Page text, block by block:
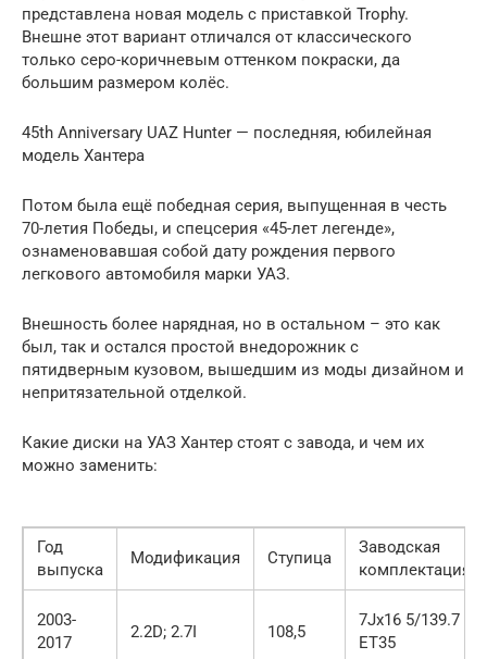
представлена новая модель с приставкой Trophy.
Внешне этот вариант отличался от классического
только серо-коричневым оттенком покраски, да
большим размером колёс.
45th Anniversary UAZ Hunter — последняя, юбилейная
модель Хантера
Потом была ещё победная серия, выпущенная в честь
70-летия Победы, и спецсерия «45-лет легенде»,
ознаменовавшая собой дату рождения первого
легкового автомобиля марки УАЗ.
Внешность более нарядная, но в остальном – это как
был, так и остался простой внедорожник с
пятидверным кузовом, вышедшим из моды дизайном и
непритязательной отделкой.
Какие диски на УАЗ Хантер стоят с завода, и чем их
можно заменить:
Год
выпуска
Модификация Ступица
Заводская
комплектация
2003-
2017
2.2D; 2.7I 108,5
7Jx16 5/139.7
ET35